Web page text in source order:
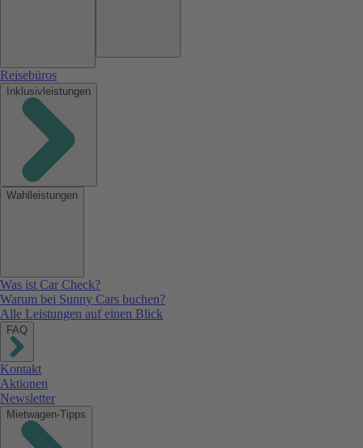
Reisebüros
Inklusivleistungen
Wahlleistungen
Was ist Car Check?
Warum bei Sunny Cars buchen?
Alle Leistungen auf einen Blick
FAQ
Kontakt
Aktionen
Newsletter
Mietwagen-Tipps